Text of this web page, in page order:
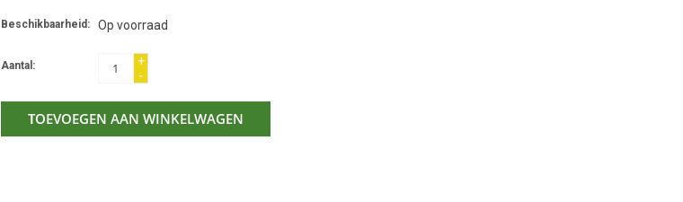
Beschikbaarheid: Op voorraad
Aantal:
+
-
TOEVOEGEN AAN WINKELWAGEN